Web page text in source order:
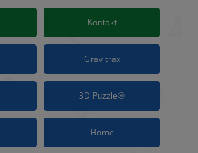
Kontakt
Gravitrax
3D Puzzle®
Home